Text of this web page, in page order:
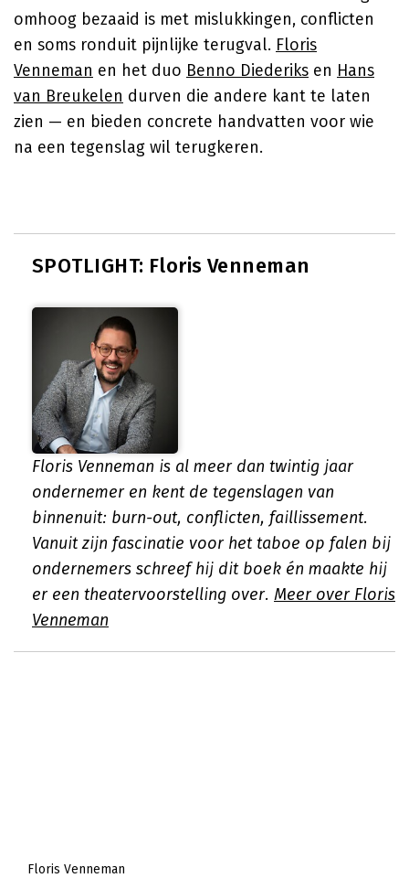
omhoog bezaaid is met mislukkingen, conflicten
en soms ronduit pijnlijke terugval. Floris
Venneman en het duo Benno Diederiks en Hans
van Breukelen durven die andere kant te laten
zien — en bieden concrete handvatten voor wie
na een tegenslag wil terugkeren.
SPOTLIGHT: Floris Venneman
Floris Venneman is al meer dan twintig jaar
ondernemer en kent de tegenslagen van
binnenuit: burn-out, conflicten, faillissement.
Vanuit zijn fascinatie voor het taboe op falen bij
ondernemers schreef hij dit boek én maakte hij
er een theatervoorstelling over. Meer over Floris
Venneman
Floris Venneman